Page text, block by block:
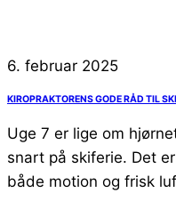
6. februar 2025
KIROPRAKTORENS GODE RÅD TIL
Uge 7 er lige om
snart på skiferie. Det
både motion og frisk